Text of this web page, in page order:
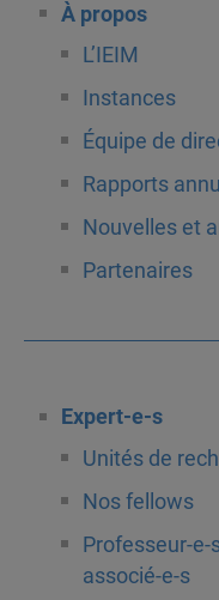
À propos
L’IEIM
Instances
Équipe de
Rapports
Nouvelles et
Partenaires
Expert-e-s
Unités de
Nos fellows
Professeur-e-
associé-e-s